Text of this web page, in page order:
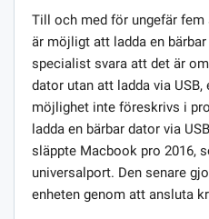
Till och med för ungefär fem
är möjligt att ladda en
specialist svara att det är
dator utan att ladda via
möjlighet inte föreskrivs i
ladda en bärbar dator via
släppte Macbook pro 2016,
universalport. Den senare
enheten genom att ansluta